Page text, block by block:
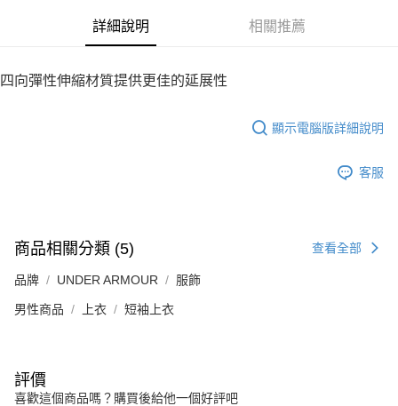
詳細說明 相關推薦
四向彈性伸縮材質提供更佳的延展性
顯示電腦版詳細說明
客服
商品相關分類 (5) 查看全部
品牌 UNDER ARMOUR 服飾
男性商品 上衣 短袖上衣
評價
喜歡這個商品嗎？購買後給他一個好評吧